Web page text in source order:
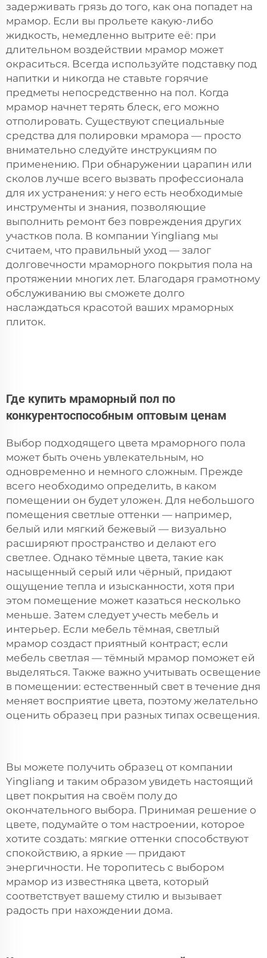
задерживать грязь до того, как она попадет на
мрамор. Если вы прольете какую-либо
жидкость, немедленно вытрите её: при
длительном воздействии мрамор может
окраситься. Всегда используйте подставку под
напитки и никогда не ставьте горячие
предметы непосредственно на пол. Когда
мрамор начнет терять блеск, его можно
отполировать. Существуют специальные
средства для полировки мрамора — просто
внимательно следуйте инструкциям по
применению. При обнаружении царапин или
сколов лучше всего вызвать профессионала
для их устранения: у него есть необходимые
инструменты и знания, позволяющие
выполнить ремонт без повреждения других
участков пола. В компании Yingliang мы
считаем, что правильный уход — залог
долговечности мраморного покрытия пола на
протяжении многих лет. Благодаря грамотному
обслуживанию вы сможете долго
наслаждаться красотой ваших мраморных
плиток.
Где купить мраморный пол по
конкурентоспособным оптовым ценам
Выбор подходящего цвета мраморного пола
может быть очень увлекательным, но
одновременно и немного сложным. Прежде
всего необходимо определить, в каком
помещении он будет уложен. Для небольшого
помещения светлые оттенки — например,
белый или мягкий бежевый — визуально
расширяют пространство и делают его
светлее. Однако тёмные цвета, такие как
насыщенный серый или чёрный, придают
ощущение тепла и изысканности, хотя при
этом помещение может казаться несколько
меньше. Затем следует учесть мебель и
интерьер. Если мебель тёмная, светлый
мрамор создаст приятный контраст; если
мебель светлая — тёмный мрамор поможет ей
выделяться. Также важно учитывать освещение
в помещении: естественный свет в течение дня
меняет восприятие цвета, поэтому желательно
оценить образец при разных типах освещения.
Вы можете получить образец от компании
Yingliang и таким образом увидеть настоящий
цвет покрытия на своём полу до
окончательного выбора. Принимая решение о
цвете, подумайте о том настроении, которое
хотите создать: мягкие оттенки способствуют
спокойствию, а яркие — придают
энергичности. Не торопитесь с выбором
мрамор из известняка цвета, который
соответствует вашему стилю и вызывает
радость при нахождении дома.